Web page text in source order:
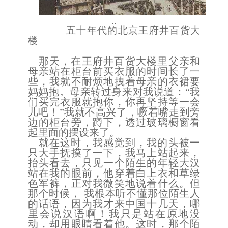
..
五十年代的北京王府井百货大
楼
那天，在王府井百货大楼里父亲和
母亲站在柜台前买衣服的时间长了一
些，我就不耐烦地拽着母亲的衣裙要
妈妈抱。母亲转过身来对我说道： “我
们买完衣服就抱你，你再坚持等一会
儿吧！”我就不高兴了，噘着嘴走到旁
边的柜台旁，蹲下，透过玻璃橱窗看
起里面的摆设来了。
就在这时，我感觉到，我的头被一
只大手抚摸了一下，我马上站起来，
抬头看去，只见一个陌生的年轻大汉
站在我的眼前，他穿着白上衣和草绿
色军裤，正对我微笑地说着什么。但
那个时候，
我根本听不懂那位陌生人
的话语，因为我才来中国十几天，哪
里会说汉语啊！我只是站在原地没
动，却用眼睛看着他。这时，那个陌